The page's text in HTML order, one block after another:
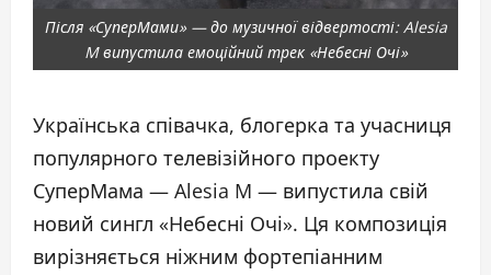
Після «СуперМами» — до музичної відвертості: Alesia
M випустила емоційний трек «Небесні Очі»
Українська співачка, блогерка та учасниця
популярного телевізійного проекту
СуперМама — Alesia M — випустила свій
новий сингл «Небесні Очі». Ця композиція
вирізняється ніжним фортепіанним